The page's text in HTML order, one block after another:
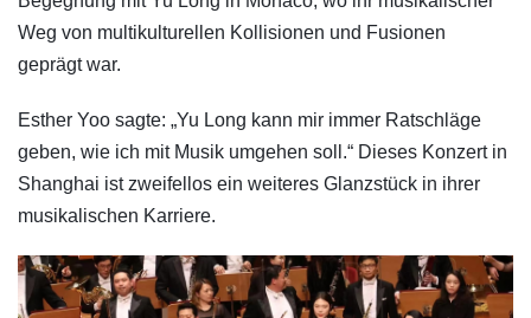
Weg von multikulturellen Kollisionen und Fusionen
geprägt war.
Esther Yoo sagte: „Yu Long kann mir immer Ratschläge
geben, wie ich mit Musik umgehen soll.“ Dieses Konzert in
Shanghai ist zweifellos ein weiteres Glanzstück in ihrer
musikalischen Karriere.